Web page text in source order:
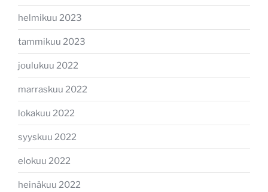
helmikuu 2023
tammikuu 2023
joulukuu 2022
marraskuu 2022
lokakuu 2022
syyskuu 2022
elokuu 2022
heinäkuu 2022